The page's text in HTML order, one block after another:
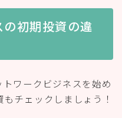
初期投資の違
ワークビジネスを始め
チェックしましょう！